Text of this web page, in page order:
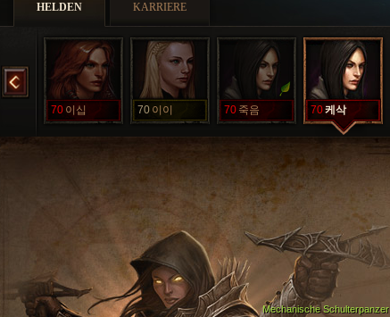
HELDEN KARRIERE
70 이십 70 이이 70 죽음 70케삭
Mechanische Schulterpanzer